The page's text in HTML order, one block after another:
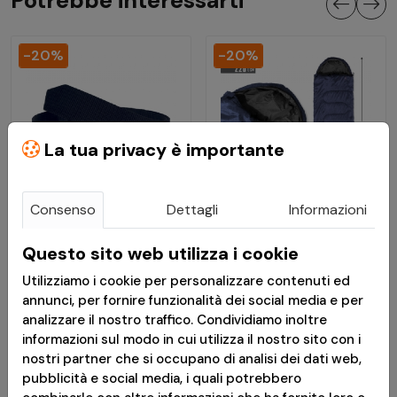
-20%
€ 11,92
Cintura Tattica Komvos
1.50'' Midnight Blue -
Pentagon
Disponibile
-20%
€ 24,00
Sacco A Pelo Sentinel
220G/mq Midnight Blue
- Tac Maven
Disponibile
La tua privacy è importante
Consenso Dettagli Informazioni
Questo sito web utilizza i cookie
Utilizziamo i cookie per personalizzare contenuti ed
annunci, per fornire funzionalità dei social media e per
analizzare il nostro traffico. Condividiamo inoltre
informazioni sul modo in cui utilizza il nostro sito con i
nostri partner che si occupano di analisi dei dati web,
pubblicità e social media, i quali potrebbero